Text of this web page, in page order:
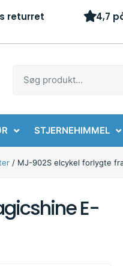
returret 4,7
STJERNEHIMMEL
/ MJ-902S elcykel forlygte
E-